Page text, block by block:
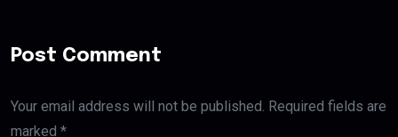
Post Comment
Your email address will not be published. Required fields are
marked *